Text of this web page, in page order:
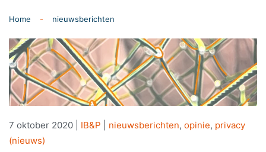
Home nieuwsberichten
7 oktober 2020 IB&P nieuwsberichten, opinie, privacy
(nieuws)